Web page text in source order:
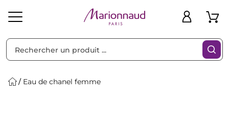
Eau de chanel femme
Filtres